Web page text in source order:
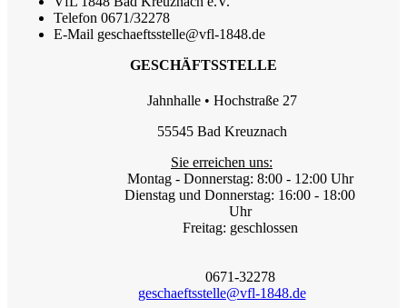
Telefon 0671/32278
E-Mail geschaeftsstelle@vfl-1848.de
GESCHÄFTSSTELLE
Jahnhalle • Hochstraße 27
55545 Bad Kreuznach
Sie erreichen uns:
Montag - Donnerstag: 8:00 - 12:00 Uhr
Dienstag und Donnerstag: 16:00 - 18:00
Uhr
Freitag: geschlossen
0671-32278
geschaeftsstelle@vfl-1848.de